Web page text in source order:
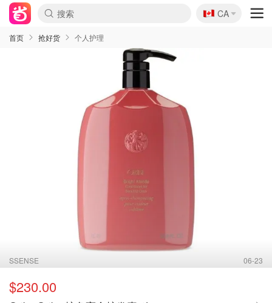
🇨🇦
CA
首页 抢好货 个人护理
SSENSE 06-23
$230.00